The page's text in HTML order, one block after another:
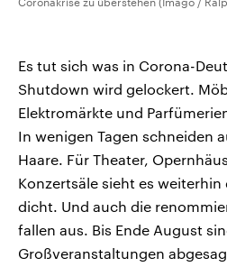
Es tut sich was in Corona-
Shutdown wird gelockert.
Elektromärkte und
In wenigen Tagen schneiden
Haare. Für Theater,
Konzertsäle sieht es
dicht. Und auch die
fallen aus. Bis Ende August
Großveranstaltungen